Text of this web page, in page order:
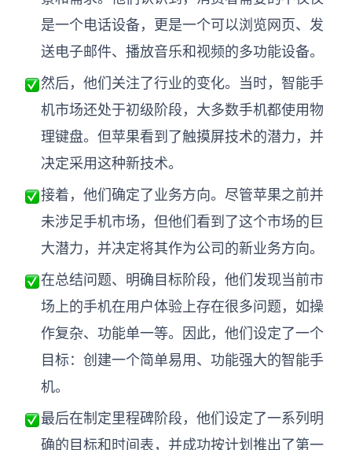
是一个电话设备，更是一个可以浏览网页、发
送电子邮件、播放音乐和视频的多功能设备。
然后，他们关注了行业的变化。当时，智能手
机市场还处于初级阶段，大多数手机都使用物
理键盘。但苹果看到了触摸屏技术的潜力，并
决定采用这种新技术。
接着，他们确定了业务方向。尽管苹果之前并
未涉足手机市场，但他们看到了这个市场的巨
大潜力，并决定将其作为公司的新业务方向。
在总结问题、明确目标阶段，他们发现当前市
场上的手机在用户体验上存在很多问题，如操
作复杂、功能单一等。因此，他们设定了一个
目标：创建一个简单易用、功能强大的智能手
机。
最后在制定里程碑阶段，他们设定了一系列明
确的目标和时间表，并成功按计划推出了第一